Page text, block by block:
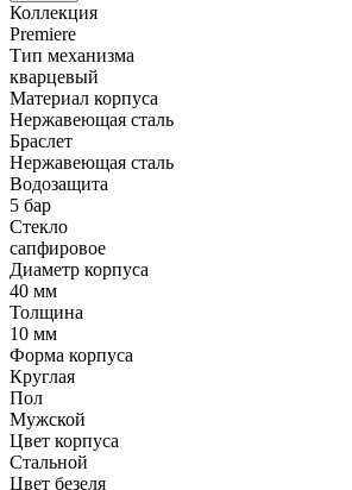
Коллекция
Premiere
Тип механизма
кварцевый
Материал корпуса
Нержавеющая сталь
Браслет
Нержавеющая сталь
Водозащита
5 бар
Стекло
сапфировое
Диаметр корпуса
40 мм
Толщина
10 мм
Форма корпуса
Круглая
Пол
Мужской
Цвет корпуса
Стальной
Цвет безеля